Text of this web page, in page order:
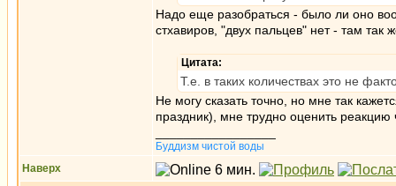
Надо еще разобраться - было ли оно
стхавиров, "двух пальцев" нет - там так
Цитата:
Т.е. в таких количествах это не
Не могу сказать точно, но мне так
праздник), мне трудно оценить
Буддизм чистой воды
Наверх